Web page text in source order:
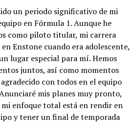
un periodo significativo de mi
en Fórmula 1. Aunque he
como piloto titular, mi carrera
Enstone cuando era adolescente,
lugar especial para mí. Hemos
juntos, así como momentos
con todos en el equipo
mis planes muy pronto,
enfoque total está en rendir en
y tener un final de temporada